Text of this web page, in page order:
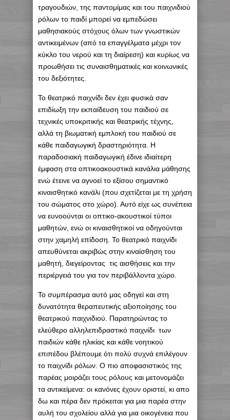
τραγουδιών, της παντομίμας και του παιχνιδιού
ρόλων το παιδί μπορεί να εμπεδώσει
μαθησιακούς στόχους όλων των γνωστικών
αντικειμένων (από τα επαγγέλματα μέχρι τον
κύκλο του νερού και τη διαίρεση) και κυρίως να
προωθήσει τις συναισθηματικές και κοινωνικές
του δεξιότητες.
Το θεατρικό παιχνίδι δεν έχει φυσικά σαν
επιδίωξη την εκπαίδευση του παιδιού σε
τεχνικές υποκριτικής και θεατρικής τέχνης,
αλλά τη βιωματική εμπλοκή του παιδιού σε
κάθε παιδαγωγική δραστηριότητα. Η
παραδοσιακή παιδαγωγική έδινε ιδιαίτερη
έμφαση στα οπτικοακουστικά κανάλια μάθησης
ενώ έτεινε να αγνοεί το εξίσου σημαντικό
κιναισθητικό κανάλι (που σχετίζεται με τη χρήση
του σώματος στο χώρο). Αυτό είχε ως συνέπεια
να ευνοούνται οι οπτικο-ακουστικοί τύποι
μαθητών, ενώ οι κιναισθητικοί να οδηγούνται
στην χαμηλή επίδοση. Το θεατρικό παιχνίδι
απευθύνεται ακριβώς στην κιναίσθηση του
μαθητή, διεγείροντας τις αισθήσεις και την
περιέργειά του για τον περιβάλλοντα χώρο.
Το συμπέρασμα αυτό μας οδηγεί και στη
δυνατότητα θεραπευτικής αξιοποίησης του
θεατρικού παιχνιδιού. Παρατηρώντας το
ελεύθερο αλληλεπιδραστικό παιχνίδι των
παιδιών κάθε ηλικίας και κάθε νοητικού
επιπέδου βλέπουμε ότι πολύ συχνά επιλέγουν
το παιχνίδι ρόλων. Ο πιο αποφασιστικός της
παρέας μοιράζει τους ρόλους και μετονομάζει
τα αντικείμενα: οι κανόνες έχουν οριστεί, κι απο
δω και πέρα δεν πρόκειται για μια παρέα στην
αυλή του σχολείου αλλά για μια οικογένεια που